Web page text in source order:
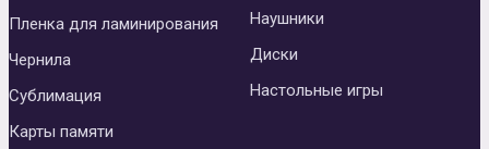
Пленка для ламинирования
Чернила
Сублимация
Карты памяти
Наушники
Диски
Настольные игры